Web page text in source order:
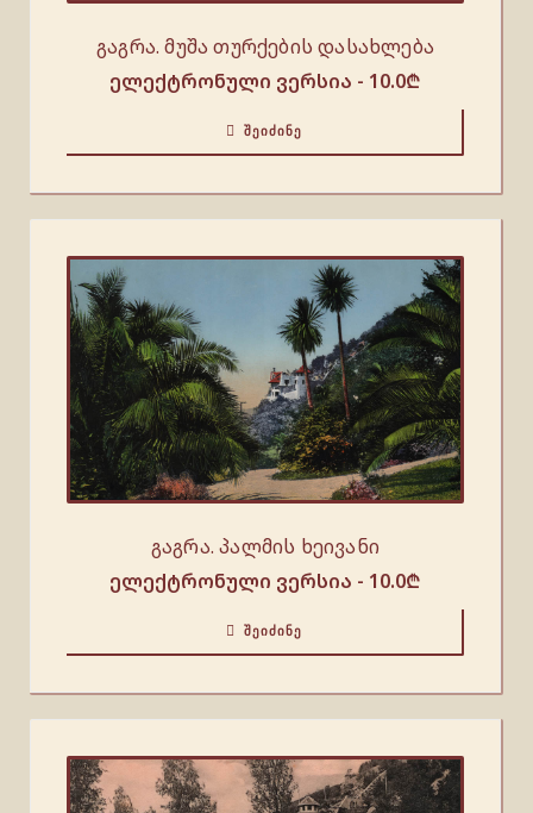
გაგრა. მუშა თურქების დასახლება
ელექტრონული ვერსია - 10.0₾
ᲨᲔᲘᲫᲘᲜᲔ
გაგრა. პალმის ხეივანი
ელექტრონული ვერსია - 10.0₾
ᲨᲔᲘᲫᲘᲜᲔ